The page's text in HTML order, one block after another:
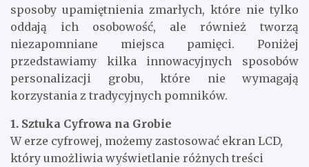
sposoby upamiętnienia zmarłych, które nie tylko
oddają ich osobowość, ale również tworzą
niezapomniane miejsca pamięci. Poniżej
przedstawiamy kilka innowacyjnych sposobów
personalizacji grobu, które nie wymagają
korzystania z tradycyjnych pomników.
1. Sztuka Cyfrowa na Grobie
W erze cyfrowej, możemy zastosować ekran LCD,
który umożliwia wyświetlanie różnych treści